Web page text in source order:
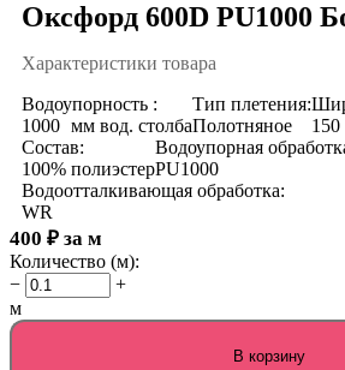
Оксфорд 600D PU1000
Характеристики товара
Водоупорность :
1000 мм вод. столба
Тип плетения:
Полотняное
150
Состав:
100% полиэстер
Водоупорная
PU1000
Водоотталкивающая обработка:
WR
400 ₽ за м
Количество (м):
−
+
м
В корзину